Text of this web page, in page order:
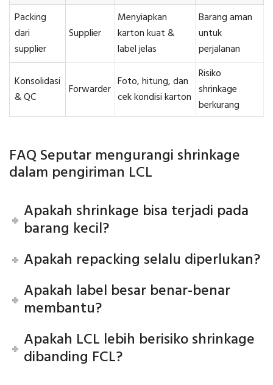
Packing
dari
supplier
Supplier
Menyiapkan
karton kuat &
label jelas
Barang aman
untuk
perjalanan
Konsolidasi
& QC
Forwarder Foto, hitung, dan
cek kondisi karton
Risiko
shrinkage
berkurang
FAQ Seputar mengurangi shrinkage
dalam pengiriman LCL
Apakah shrinkage bisa terjadi pada
barang kecil?
Apakah repacking selalu diperlukan?
Apakah label besar benar-benar
membantu?
Apakah LCL lebih berisiko shrinkage
dibanding FCL?